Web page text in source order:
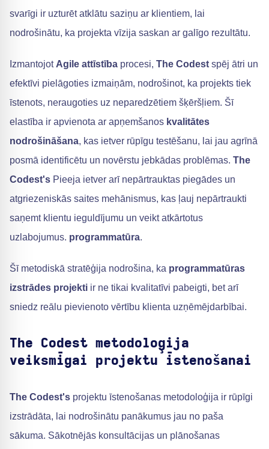
svarīgi ir uzturēt atklātu saziņu ar klientiem, lai
nodrošinātu, ka projekta vīzija saskan ar galīgo rezultātu.
Izmantojot Agile attīstība procesi, The Codest spēj ātri un
efektīvi pielāgoties izmaiņām, nodrošinot, ka projekts tiek
īstenots, neraugoties uz neparedzētiem šķēršļiem. Šī
elastība ir apvienota ar apņemšanos kvalitātes
nodrošināšana, kas ietver rūpīgu testēšanu, lai jau agrīnā
posmā identificētu un novērstu jebkādas problēmas. The
Codest's Pieeja ietver arī nepārtrauktas piegādes un
atgriezeniskās saites mehānismus, kas ļauj nepārtraukti
saņemt klientu ieguldījumu un veikt atkārtotus
uzlabojumus. programmatūra.
Šī metodiskā stratēģija nodrošina, ka programmatūras
izstrādes projekti ir ne tikai kvalitatīvi pabeigti, bet arī
sniedz reālu pievienoto vērtību klienta uzņēmējdarbībai.
The Codest metodoloģija
veiksmīgai projektu īstenošanai
The Codest's projektu īstenošanas metodoloģija ir rūpīgi
izstrādāta, lai nodrošinātu panākumus jau no paša
sākuma. Sākotnējās konsultācijas un plānošanas